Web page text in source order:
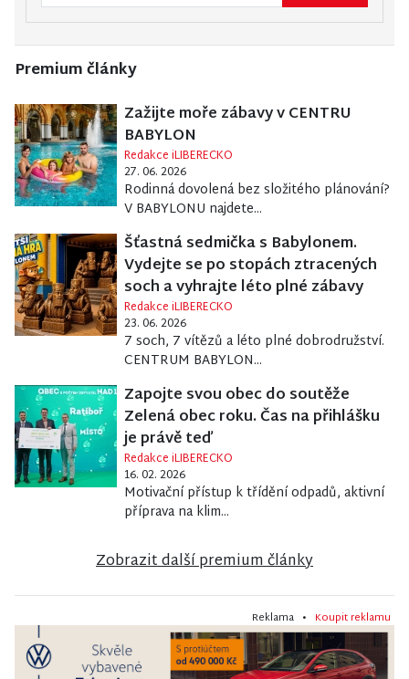
Premium články
Zažijte moře zábavy v CENTRU
BABYLON
Redakce iLIBERECKO
27. 06. 2026
Rodinná dovolená bez složitého plánování?
V BABYLONU najdete...
Šťastná sedmička s Babylonem.
Vydejte se po stopách ztracených
soch a vyhrajte léto plné zábavy
Redakce iLIBERECKO
23. 06. 2026
7 soch, 7 vítězů a léto plné dobrodružství.
CENTRUM BABYLON...
Zapojte svou obec do soutěže
Zelená obec roku. Čas na přihlášku
je právě teď
Redakce iLIBERECKO
16. 02. 2026
Motivační přístup k třídění odpadů, aktivní
příprava na klim...
Zobrazit další premium články
Reklama • Koupit reklamu